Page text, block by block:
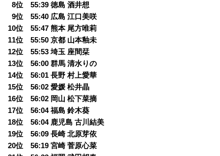
08位 55:39 徳島 酒井想
09位 55:40 広島 江口美咲
10位 55:47 熊本 尾方唯莉
11位 55:50 京都 山本釉未
12位 55:53 埼玉 座間栞
13位 56:00 群馬 清水りの
14位 56:01 長野 村上愛華
15位 56:02 愛媛 松井晶
16位 56:02 岡山 松下菜摘
17位 56:04 福島 鈴木葵
18位 56:04 鹿児島 古川結美
19位 56:09 長崎 北原芽依
20位 56:19 宮崎 菅原心菜